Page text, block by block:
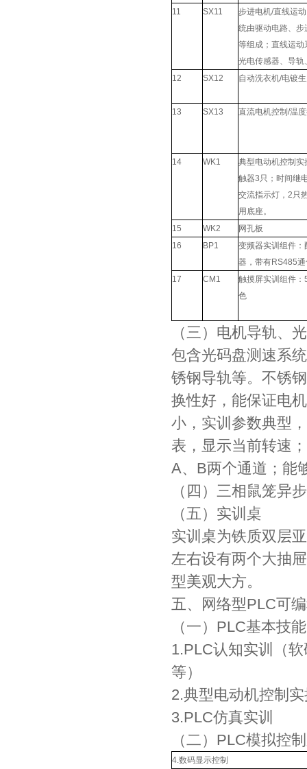
11 SX11
步进电机/直线运
统由驱动电路、
等组成；直线运
光电传感器、导
12
SX12 自动洗衣机/电镀
13 SX13 直流电机控制/温
14 WK1
典型电动机控制
触器3只；时间继
交流指示灯，2只
用底座。
15
WK2
网孔板
16
BP1
变频器实训组件
器，带有RS485
17
CM1
触摸屏实训组件
色
（三）电机导轨、
包含光码盘测速系
锈钢导轨等。不锈
换性好，能保证电
小，实训参数典型
表，显示当前转速
A、B两个通道；能
（四）三相鼠笼异
（五）实训桌
实训桌为铁质双层
左右设有两个大抽
型美观大方。
五、网络型PLC可
（一）PLC基本技
1.PLC认知实训（
等）
2.典型电动机控制
3.PLC仿真实训
（二）PLC模拟控
4.数码显示控制